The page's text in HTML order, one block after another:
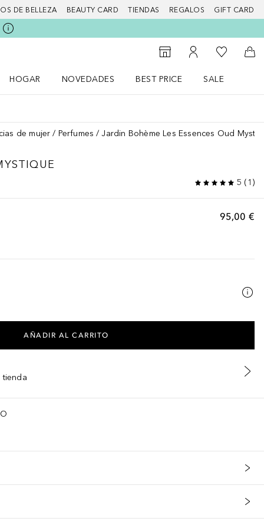
DE BELLEZA BEAUTY CARD TIENDAS REGALOS GIFT CARD
Al Storefinder
Mi cuenta
Mi lista de
A
HOGAR
NOVEDADES
BEST PRICE
SALE
de mujer Perfumes Jardin Bohème Les Essences Oud
5 ( 1 )
95,00 €
AÑADIR AL CARRITO
tienda